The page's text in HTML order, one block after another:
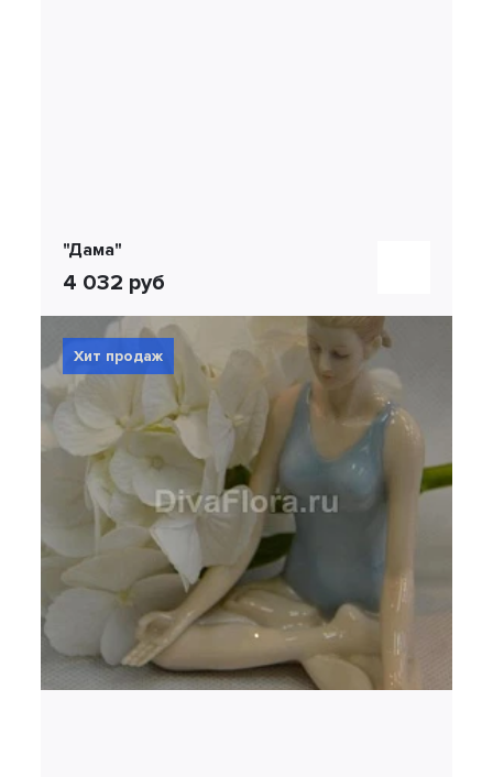
"Дама"
4 032 руб
Хит продаж